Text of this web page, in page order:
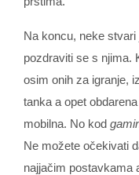
Na koncu, neke stvari
pozdraviti se s njima.
osim onih za igranje,
tanka a opet
mobilna. No kod
Ne možete očekivati
najjačim postavkama